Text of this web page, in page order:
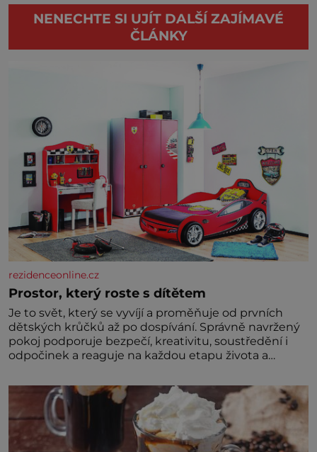
NENECHTE SI UJÍT DALŠÍ ZAJÍMAVÉ
ČLÁNKY
rezidenceonline.cz
Prostor, který roste s dítětem
Je to svět, který se vyvíjí a proměňuje od prvních
dětských krůčků až po dospívání. Správně navržený
pokoj podporuje bezpečí, kreativitu, soustředění i
odpočinek a reaguje na každou etapu života a
jednoduchost, měkkost a bezpečí, proto by pokoj
miminka měl působit především klidně a útulně.
Předškolní věk je